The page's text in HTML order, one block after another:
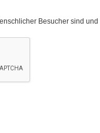
Besucher sind